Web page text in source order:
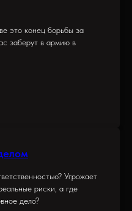
это конец борьбы за
заберут в армию в
Угрожает
риски, а где
дело?